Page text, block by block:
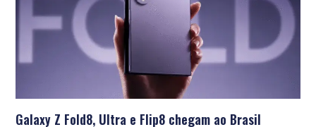
Galaxy Z Fold8, Ultra e Flip8 chegam ao Brasil